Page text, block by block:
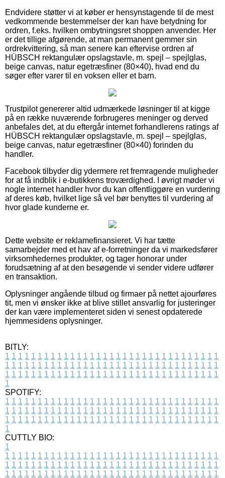
Endvidere støtter vi at køber er hensynstagende til de mest
vedkommende bestemmelser der kan have betydning for
ordren, f.eks. hvilken ombytningsret shoppen anvender. Her
er det tillige afgørende, at man permanent gemmer sin
ordrekvittering, så man senere kan eftervise ordren af
HÜBSCH rektangulær opslagstavle, m. spejl – spejlglas,
beige canvas, natur egetræsfiner (80×40), hvad end du
søger efter varer til en voksen eller et barn.
Trustpilot genererer altid udmærkede løsninger til at kigge
på en række nuværende forbrugeres meninger og derved
anbefales det, at du eftergår internet forhandlerens ratings af
HÜBSCH rektangulær opslagstavle, m. spejl – spejlglas,
beige canvas, natur egetræsfiner (80×40) forinden du
handler.
Facebook tilbyder dig ydermere ret fremragende muligheder
for at få indblik i e-butikkens troværdighed. I øvrigt møder vi
nogle internet handler hvor du kan offentliggøre en vurdering
af deres køb, hvilket lige så vel bør benyttes til vurdering af
hvor glade kunderne er.
Dette website er reklamefinansieret. Vi har tætte
samarbejder med et hav af e-forretninger da vi markedsfører
virksomhedernes produkter, og tager honorar under
forudsætning af at den besøgende vi sender videre udfører
en transaktion.
Oplysninger angående tilbud og firmaer på nettet ajourføres
tit, men vi ønsker ikke at blive stillet ansvarlig for justeringer
der kan være implementeret siden vi senest opdaterede
hjemmesidens oplysninger.
BITLY:
1 1 1 1 1 1 1 1 1 1 1 1 1 1 1 1 1 1 1 1 1 1 1 1 1 1 1 1 1 1 1 1 1
1 1 1 1 1 1 1 1 1 1 1 1 1 1 1 1 1 1 1 1 1 1 1 1 1 1 1 1 1 1 1 1 1
1 1 1 1 1 1 1 1 1 1 1 1 1 1 1 1 1 1 1 1 1 1 1 1 1 1 1 1 1 1 1 1 1
1
SPOTIFY:
1 1 1 1 1 1 1 1 1 1 1 1 1 1 1 1 1 1 1 1 1 1 1 1 1 1 1 1 1 1 1 1 1
1 1 1 1 1 1 1 1 1 1 1 1 1 1 1 1 1 1 1 1 1 1 1 1 1 1 1 1 1 1 1 1 1
1 1 1 1 1 1 1 1 1 1 1 1 1 1 1 1 1 1 1 1 1 1 1 1 1 1 1 1 1 1 1 1 1
1
CUTTLY BIO:
1
1 1 1 1 1 1 1 1 1 1 1 1 1 1 1 1 1 1 1 1 1 1 1 1 1 1 1 1 1 1 1 1 1
1 1 1 1 1 1 1 1 1 1 1 1 1 1 1 1 1 1 1 1 1 1 1 1 1 1 1 1 1 1 1 1 1
1 1 1 1 1 1 1 1 1 1 1 1 1 1 1 1 1 1 1 1 1 1 1 1 1 1 1 1 1 1 1 1 1